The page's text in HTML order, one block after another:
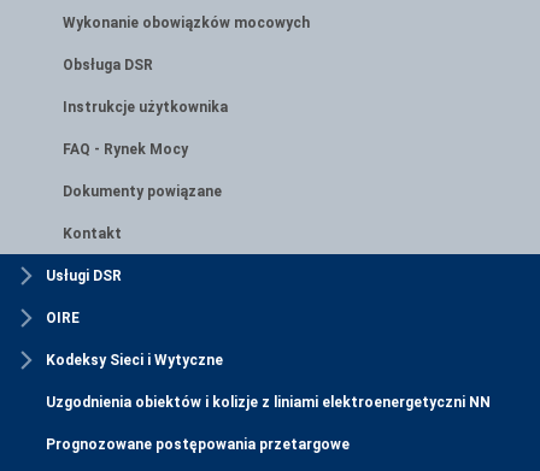
Wykonanie obowiązków mocowych
Obsługa DSR
Instrukcje użytkownika
FAQ - Rynek Mocy
Dokumenty powiązane
Kontakt
Usługi DSR
OIRE
Kodeksy Sieci i Wytyczne
Uzgodnienia obiektów i kolizje z liniami elektroenergetyczni NN
Prognozowane postępowania przetargowe